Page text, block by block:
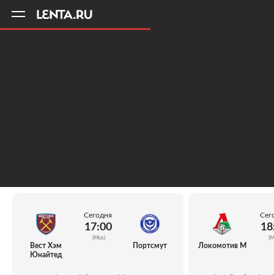
Вест Хэм
Юнайтед
Сегодня
17:00
(Мск)
Портсмут Локомотив М